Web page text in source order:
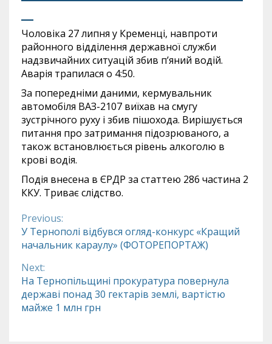
Чоловіка 27 липня у Кременці, навпроти
районного відділення державної служби
надзвичайних ситуацій збив п’яний водій.
Аварія трапилася о 4:50.
За попередніми даними, кермувальник
автомобіля ВАЗ-2107 виїхав на смугу
зустрічного руху і збив пішохода. Вирішується
питання про затримання підозрюваного, а
також встановлюється рівень алкоголю в
крові водія.
Подія внесена в ЄРДР за статтею 286 частина 2
ККУ. Триває слідство.
Continue
Reading
Previous:
У Тернополі відбувся огляд-конкурс «Кращий
начальник караулу» (ФОТОРЕПОРТАЖ)
Next:
На Тернопільщині прокуратура повернула
державі понад 30 гектарів землі, вартістю
майже 1 млн грн